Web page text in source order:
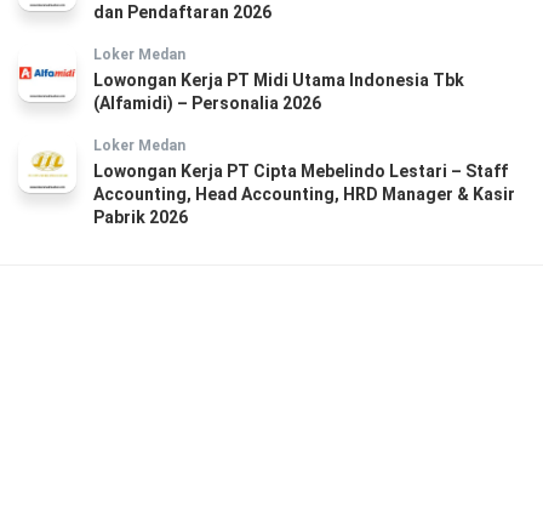
dan Pendaftaran 2026
Loker Medan
Lowongan Kerja PT Midi Utama Indonesia Tbk
(Alfamidi) – Personalia 2026
Loker Medan
Lowongan Kerja PT Cipta Mebelindo Lestari – Staff
Accounting, Head Accounting, HRD Manager & Kasir
Pabrik 2026